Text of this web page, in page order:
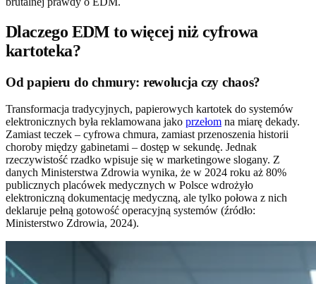
Dlaczego EDM to więcej niż cyfrowa
kartoteka?
Od papieru do chmury: rewolucja czy chaos?
Transformacja tradycyjnych, papierowych kartotek do systemów
elektronicznych była reklamowana jako przełom na miarę dekady.
Zamiast teczek – cyfrowa chmura, zamiast przenoszenia historii
choroby między gabinetami – dostęp w sekundę. Jednak
rzeczywistość rzadko wpisuje się w marketingowe slogany. Z
danych Ministerstwa Zdrowia wynika, że w 2024 roku aż 80%
publicznych placówek medycznych w Polsce wdrożyło
elektroniczną dokumentację medyczną, ale tylko połowa z nich
deklaruje pełną gotowość operacyjną systemów (źródło:
Ministerstwo Zdrowia, 2024).